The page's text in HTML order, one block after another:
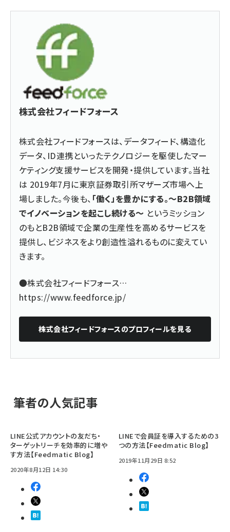
株式会社フィードフォース
株式会社フィードフォースは、データフィード、構造化
データ、ID連携といったテクノロジーを駆使したマー
ケティング支援サービスを開発・提供しています。当社
は 2019年7月に東京証券取引所マザーズ市場へ上
場しました。今後も、 「働く」を豊かにする。～B2B領域
でイノベーションを起こし続ける～ というミッション
のもとB2B領域で企業の生産性を高めるサービスを
提供し、ビジネスをより創造性溢れるものに変えてい
きます。
●株式会社フィードフォース…
https://www.feedforce.jp/
株式会社フィードフォースのプロフィールを見る
筆者の人気記事
LINE公式アカウントの友だち・
ターゲットリーチを効率的に増や
す方法【Feedmatic Blog】
2020年8月12日 14:30
LINEで会員証を導入するための3
つの方法【Feedmatic Blog】
2019年11月29日 8:52